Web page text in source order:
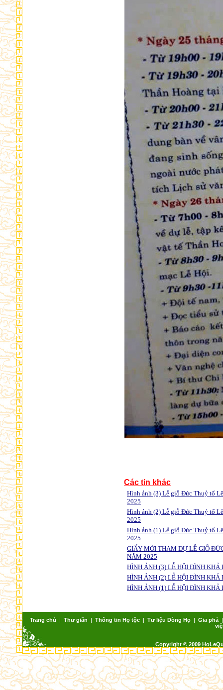
Các tin khác
Hình ảnh (3) Lễ giỗ Đức Thuỷ tổ
2025
Hình ảnh (2) Lễ giỗ Đức Thuỷ tổ
2025
Hình ảnh (1) Lễ giỗ Đức Thuỷ tổ
2025
GIẤY MỜI THAM DỰ LỄ GIỖ
NĂM 2025
HÌNH ẢNH (3) LỄ HỘI ĐÌNH KHẢ
HÌNH ẢNH (2) LỄ HỘI ĐÌNH KHẢ
HÌNH ẢNH (1) LỄ HỘI ĐÌNH KHẢ
Trang chủ | Thư giãn | Thông tin Họ tộc| Tư liệu Dòng Họ| Gia phả
Copyright © 2009